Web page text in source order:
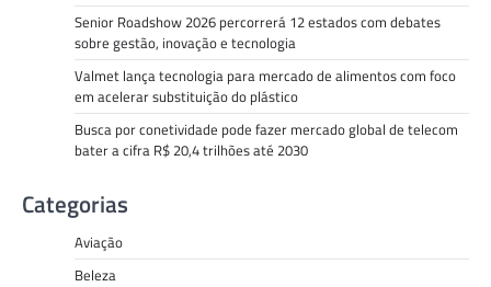
Senior Roadshow 2026 percorrerá 12 estados com debates
sobre gestão, inovação e tecnologia
Valmet lança tecnologia para mercado de alimentos com foco
em acelerar substituição do plástico
Busca por conetividade pode fazer mercado global de telecom
bater a cifra R$ 20,4 trilhões até 2030
Categorias
Aviação
Beleza